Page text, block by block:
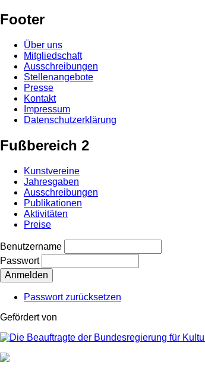
Footer
Über uns
Mitgliedschaft
Ausschreibungen
Stellenangebote
Presse
Kontakt
Impressum
Datenschutzerklärung
Fußbereich 2
Kunstvereine
Jahresgaben
Ausschreibungen
Publikationen
Aktivitäten
Preise
Benutzername
Passwort
Passwort zurücksetzen
Gefördert von